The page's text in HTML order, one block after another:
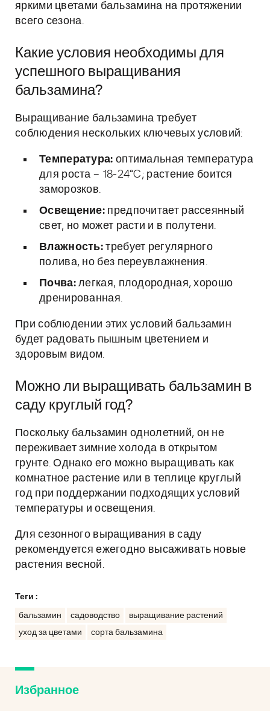
яркими цветами бальзамина на протяжении
всего сезона.
Какие условия необходимы для
успешного выращивания
бальзамина?
Выращивание бальзамина требует
соблюдения нескольких ключевых условий:
Температура: оптимальная температура
для роста – 18-24°C; растение боится
заморозков.
Освещение: предпочитает рассеянный
свет, но может расти и в полутени.
Влажность: требует регулярного
полива, но без переувлажнения.
Почва:легкая, плодородная, хорошо
дренированная.
При соблюдении этих условий бальзамин
будет радовать пышным цветением и
здоровым видом.
Можно ли выращивать бальзамин в
саду круглый год?
Поскольку бальзамин однолетний, он не
переживает зимние холода в открытом
грунте. Однако его можно выращивать как
комнатное растение или в теплице круглый
год при поддержании подходящих условий
температуры и освещения.
Для сезонного выращивания в саду
рекомендуется ежегодно высаживать новые
растения весной.
Теги :
бальзамин садоводство
выращивание растений
уход за цветами
сорта бальзамина
Избранное